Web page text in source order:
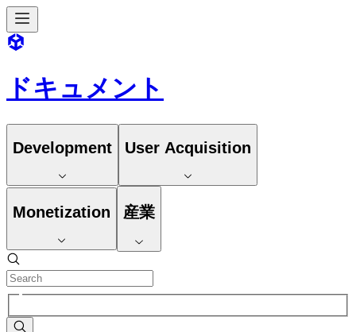
ドキュメント
Development User Acquisition
Monetization 産業